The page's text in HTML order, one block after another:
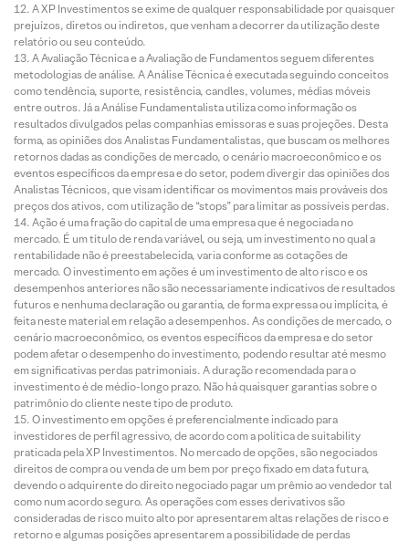
A XP Investimentos se exime de qualquer responsabilidade por quaisquer
prejuízos, diretos ou indiretos, que venham a decorrer da utilização deste
relatório ou seu conteúdo.
A Avaliação Técnica e a Avaliação de Fundamentos seguem diferentes
metodologias de análise. A Análise Técnica é executada seguindo conceitos
como tendência, suporte, resistência, candles, volumes, médias móveis
entre outros. Já a Análise Fundamentalista utiliza como informação os
resultados divulgados pelas companhias emissoras e suas projeções. Desta
forma, as opiniões dos Analistas Fundamentalistas, que buscam os melhores
retornos dadas as condições de mercado, o cenário macroeconômico e os
eventos específicos da empresa e do setor, podem divergir das opiniões dos
Analistas Técnicos, que visam identificar os movimentos mais prováveis dos
preços dos ativos, com utilização de “stops” para limitar as possíveis perdas.
Ação é uma fração do capital de uma empresa que é negociada no
mercado. É um título de renda variável, ou seja, um investimento no qual a
rentabilidade não é preestabelecida, varia conforme as cotações de
mercado. O investimento em ações é um investimento de alto risco e os
desempenhos anteriores não são necessariamente indicativos de resultados
futuros e nenhuma declaração ou garantia, de forma expressa ou implícita, é
feita neste material em relação a desempenhos. As condições de mercado, o
cenário macroeconômico, os eventos específicos da empresa e do setor
podem afetar o desempenho do investimento, podendo resultar até mesmo
em significativas perdas patrimoniais. A duração recomendada para o
investimento é de médio-longo prazo. Não há quaisquer garantias sobre o
patrimônio do cliente neste tipo de produto.
O investimento em opções é preferencialmente indicado para
investidores de perfil agressivo, de acordo com a política de suitability
praticada pela XP Investimentos. No mercado de opções, são negociados
direitos de compra ou venda de um bem por preço fixado em data futura,
devendo o adquirente do direito negociado pagar um prêmio ao vendedor tal
como num acordo seguro. As operações com esses derivativos são
consideradas de risco muito alto por apresentarem altas relações de risco e
retorno e algumas posições apresentarem a possibilidade de perdas